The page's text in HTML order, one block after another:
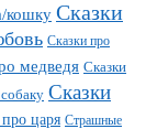
кошку Сказки
Сказки про
медведя Сказки
Сказки
царя Страшные